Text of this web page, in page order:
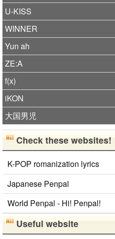
U-KISS
WINNER
Yun ah
ZE:A
f(x)
iKON
大国男児
Check these websites!
K-POP romanization lyrics
Japanese Penpal
World Penpal - Hi! Penpal!
Useful website